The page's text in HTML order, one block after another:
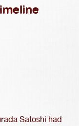
Satoshi had